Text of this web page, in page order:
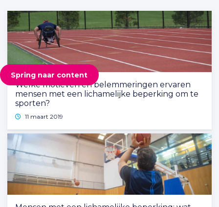
Spring naar content
Welke motieven en belemmeringen ervaren
mensen met een lichamelijke beperking om te
sporten?
11 maart 2019